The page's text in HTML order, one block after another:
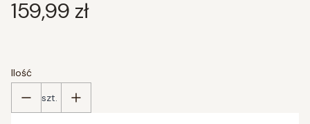
Cena
159,99 zł
Ilość
szt.